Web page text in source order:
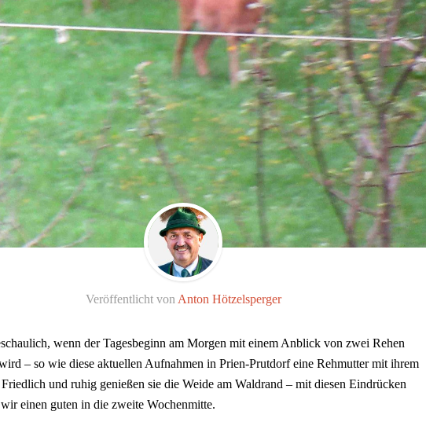
Veröffentlicht von Anton Hötzelsperger
wenn der Tagesbeginn am Morgen mit einem Anblick von zwei Rehen
– so wie diese aktuellen Aufnahmen in Prien-Prutdorf eine Rehmutter mit ihrem
und ruhig genießen sie die Weide am Waldrand – mit diesen Eindrücken
einen guten in die zweite Wochenmitte.